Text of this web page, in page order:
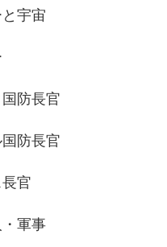
宇宙
防長官
防長官
官
軍事